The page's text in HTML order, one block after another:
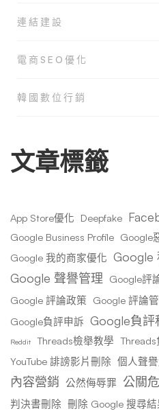
連結建設
電商SEO優化
韓國數位行銷
文章標籤
App Store優化 Deepfake
Google Business Profile Google
Google 我的商家優化 Google
Google 聲譽管理 Google評
Google 評論政策 Google 評論
Google負評申訴 Google負評
Reddit Threads檢舉教學
YouTube 誹謗影片刪除 個人聲
內容營銷 公然侮辱罪 公關
判決書刪除 刪除 Google 搜尋結